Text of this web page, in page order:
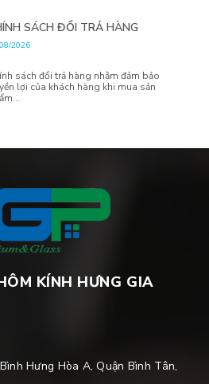
SÁCH ĐỔI TRẢ HÀNG
2026
sách đổi trả hàng nhằm đảm bảo
lợi của khách hàng khi mua sản
KÍNH HƯNG GIA
Hưng Hòa A, Quận Bình Tân,